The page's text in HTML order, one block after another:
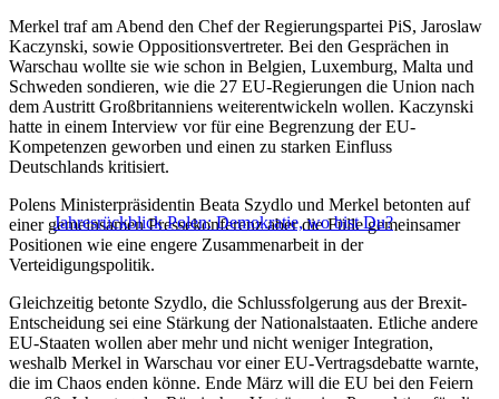
Merkel traf am Abend den Chef der Regierungspartei PiS, Jaroslaw
Kaczynski, sowie Oppositionsvertreter. Bei den Gesprächen in
Warschau wollte sie wie schon in Belgien, Luxemburg, Malta und
Schweden sondieren, wie die 27 EU-Regierungen die Union nach
dem Austritt Großbritanniens weiterentwickeln wollen. Kaczynski
hatte in einem Interview vor für eine Begrenzung der EU-
Kompetenzen geworben und einen zu starken Einfluss
Deutschlands kritisiert.
Jahresrückblick Polen: Demokratie, wo bist Du?
Polens Ministerpräsidentin Beata Szydlo und Merkel betonten auf
einer gemeinsamen Pressekonferenz aber die Fülle gemeinsamer
Positionen wie eine engere Zusammenarbeit in der
Verteidigungspolitik.
Gleichzeitig betonte Szydlo, die Schlussfolgerung aus der Brexit-
Entscheidung sei eine Stärkung der Nationalstaaten. Etliche andere
EU-Staaten wollen aber mehr und nicht weniger Integration,
weshalb Merkel in Warschau vor einer EU-Vertragsdebatte warnte,
die im Chaos enden könne. Ende März will die EU bei den Feiern